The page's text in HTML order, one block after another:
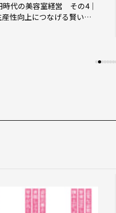
時代の美容室経営 その4｜
性向上につなげる賢い助